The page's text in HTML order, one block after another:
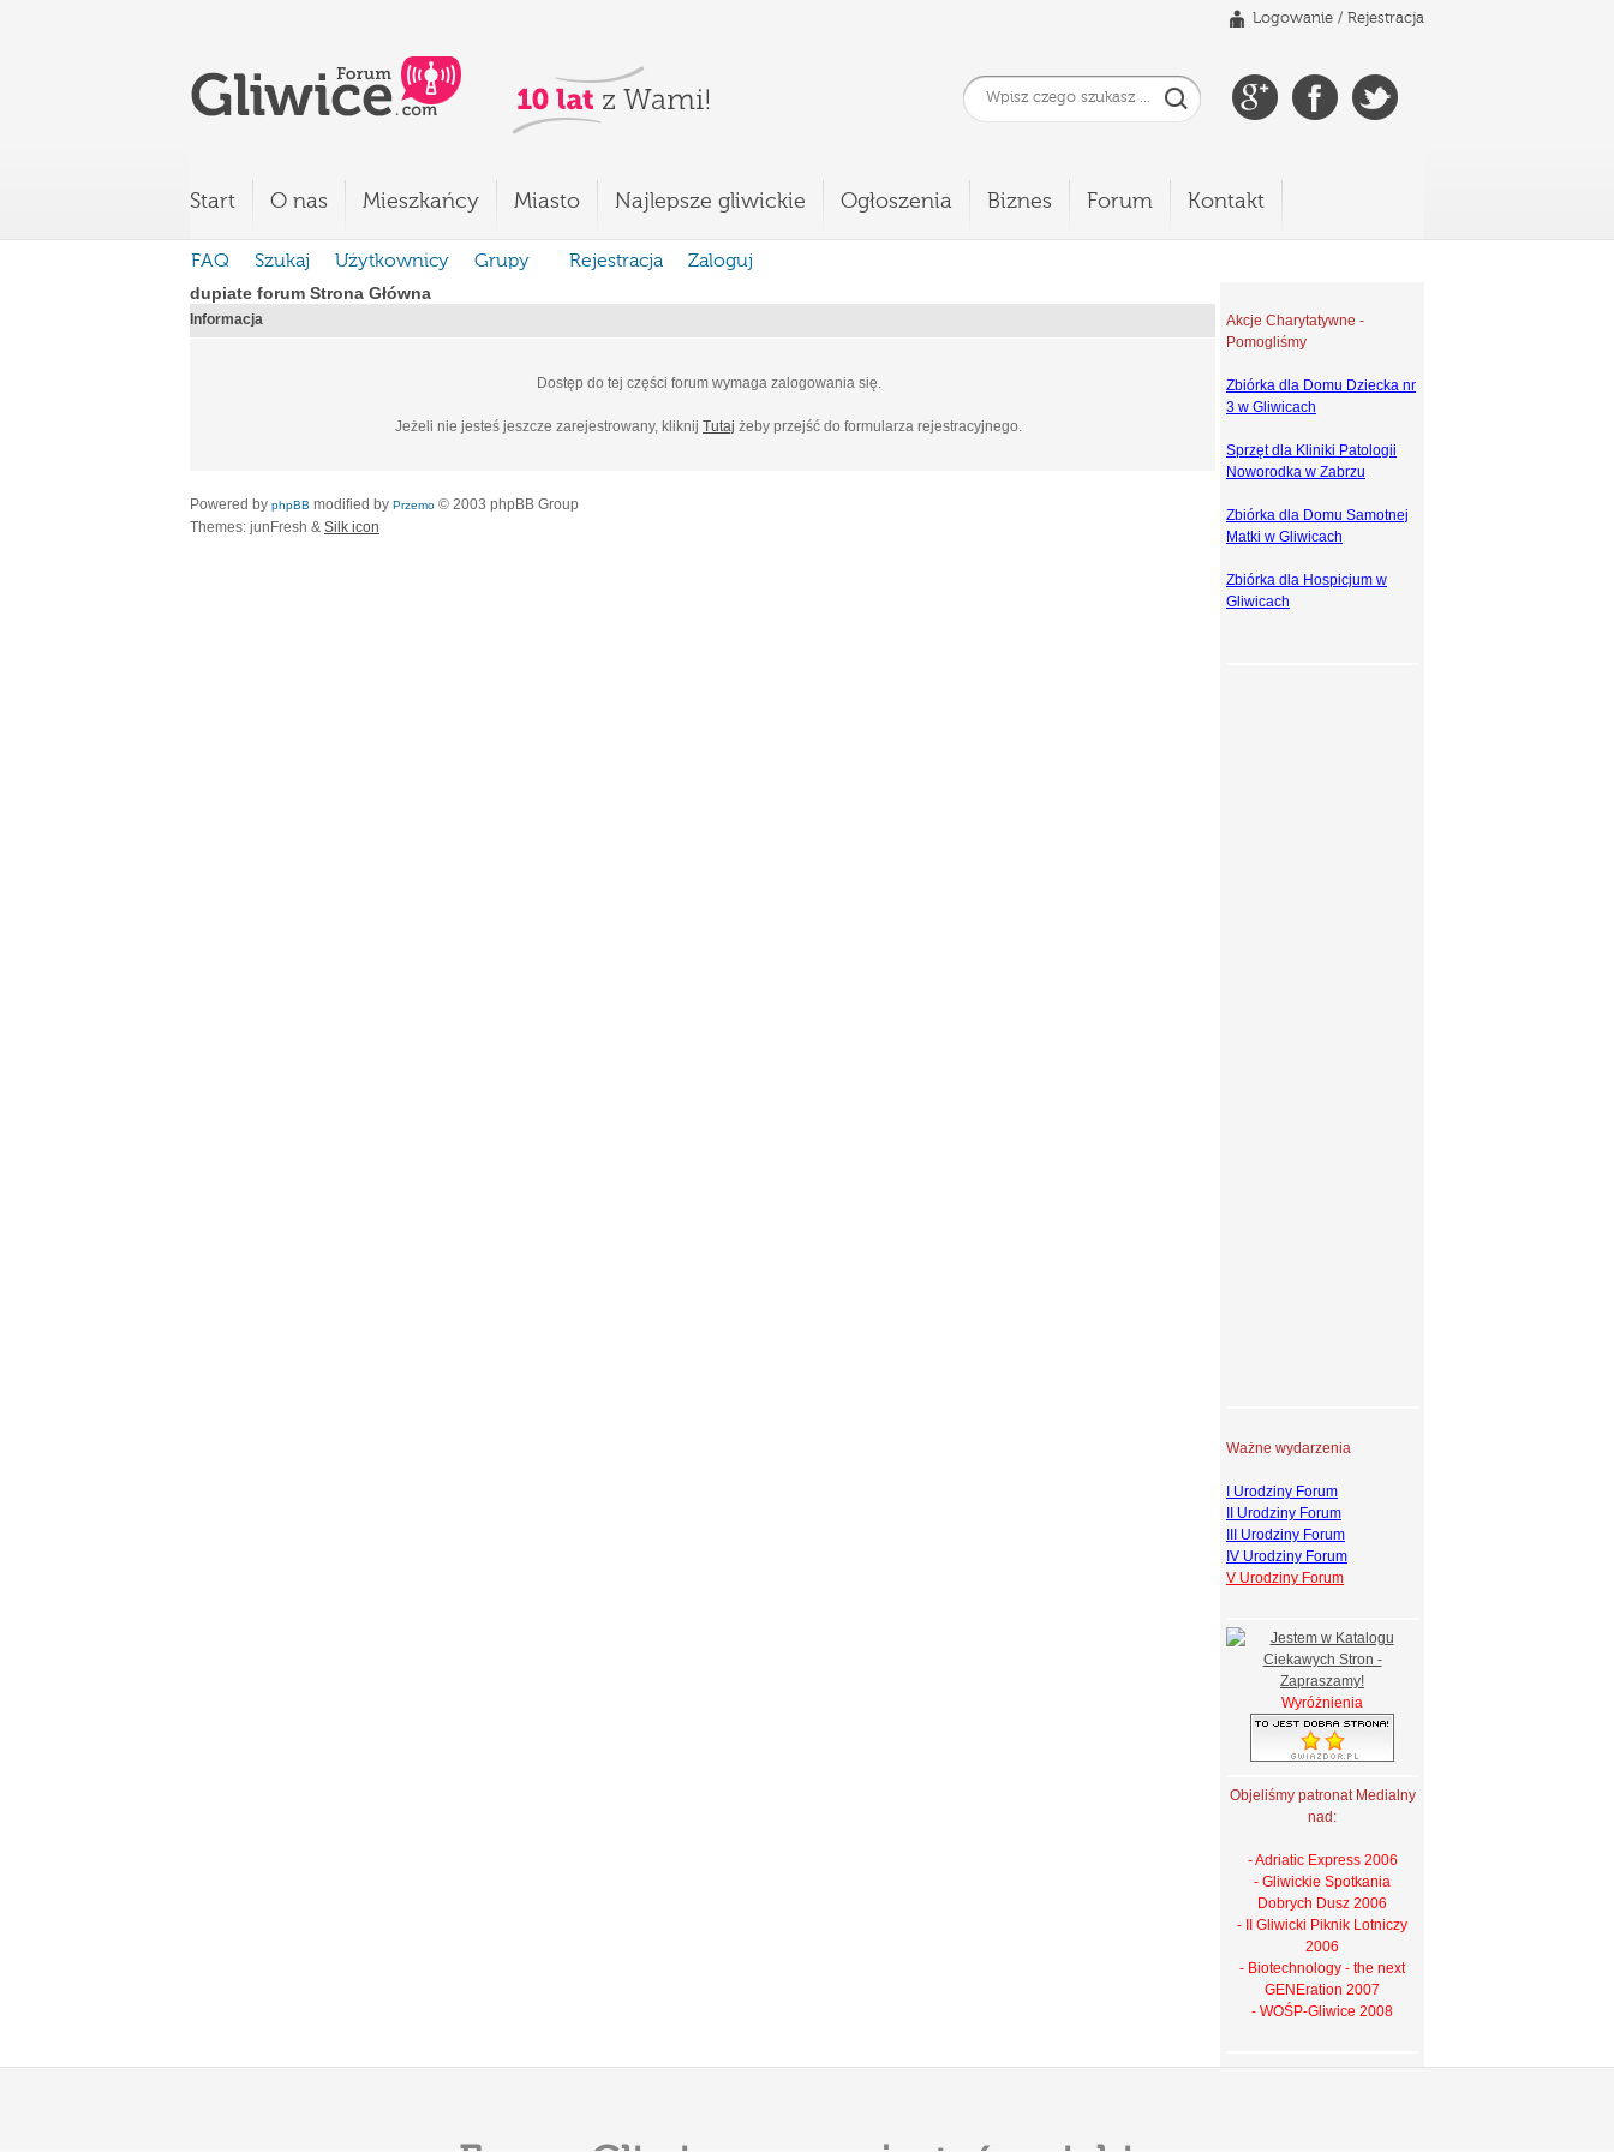
Logowanie / Rejestracja
Start O nas Mieszkańcy Miasto Najlepsze gliwickie Ogłoszenia Biznes Forum Kontakt
FAQ Szukaj Użytkownicy Grupy Rejestracja
Zaloguj
dupiate forum Strona Główna
Informacja
Dostęp do tej części forum wymaga zalogowania się.
Jeżeli nie jesteś jeszcze zarejestrowany, kliknij Tutaj żeby przejść do formularza rejestracyjnego.
Powered by phpBB modified by Przemo © 2003 phpBB Group
Themes: junFresh & Silk icon
Akcje Charytatywne -
Pomogliśmy
Zbiórka dla Domu Dziecka nr
3 w Gliwicach
Sprzęt dla Kliniki Patologii
Noworodka w Zabrzu
Zbiórka dla Domu Samotnej
Matki w Gliwicach
Zbiórka dla Hospicjum w
Gliwicach
Ważne wydarzenia
I Urodziny Forum
II Urodziny Forum
III Urodziny Forum
IV Urodziny Forum
V Urodziny Forum
Wyróżnienia
Objeliśmy patronat Medialny
nad:
- Adriatic Express 2006
- Gliwickie Spotkania
Dobrych Dusz 2006
- II Gliwicki Piknik Lotniczy
2006
- Biotechnology - the next
GENEration 2007
- WOŚP-Gliwice 2008